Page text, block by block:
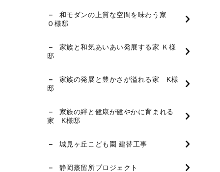
和モダンの上質な空間を味わう家
Ｏ様邸
家族と和気あいあい発展する家 Ｋ様
邸
家族の発展と豊かさが溢れる家 K様
邸
家族の絆と健康が健やかに育まれる
家 K様邸
城見ヶ丘こども園 建替工事
静岡蒸留所プロジェクト